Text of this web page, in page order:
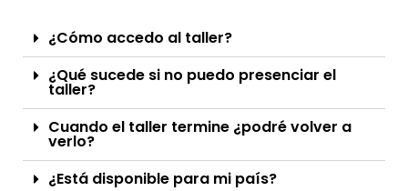
¿Cómo accedo al taller?
¿Qué sucede si no puedo presenciar el
taller?
Cuando el taller termine ¿podré volver a
verlo?
¿Está disponible para mi país?